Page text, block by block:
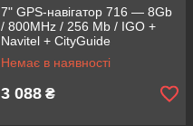
7" GPS-навігатор 716 — 8Gb
/ 800MHz / 256 Mb / IGO +
Navitel + CityGuide
Немає в наявності
3 088 ₴